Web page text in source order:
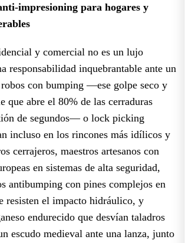
impresioning para hogares y
y comercial no es un lujo
responsabilidad inquebrantable ante un
robos con bumping —ese golpe seco y
que abre el 80% de las cerraduras
de segundos— o lock picking
incluso en los rincones más idílicos y
cerrajeros, maestros artesanos con
en sistemas de alta seguridad,
antibumping con pines complejos en
resisten el impacto hidráulico, y
endurecido que desvían taladros
escudo medieval ante una lanza, junto